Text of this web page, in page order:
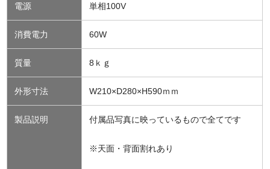
電源 単相100V
消費電力 60W
質量 8ｋｇ
外形寸法 W210×D280×H590ｍｍ
製品説明 付属品写真に映っているもので全てです
※天面・背面割れあり